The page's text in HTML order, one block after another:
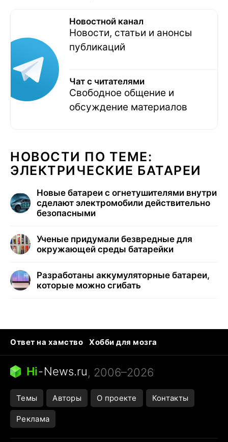
Новостной канал
Новости, статьи и анонсы
публикаций
Чат с читателями
Свободное общение и
обсуждение материалов
НОВОСТИ ПО ТЕМЕ:
ЭЛЕКТРИЧЕСКИЕ БАТАРЕИ
Новые батареи с огнетушителями внутри
сделают электромобили действительно
безопасными
Ученые придумали безвредные для
окружающей среды батарейки
Разработаны аккумуляторные батареи,
которые можно сгибать
Ответ на хамство
Хобби для мозга
Бензин 100 и 95
Тунцы в океанариуме
Следующая пандемия
Hi-News.ru, 2006–2026
Темы Авторы О проекте Контакты
Реклама